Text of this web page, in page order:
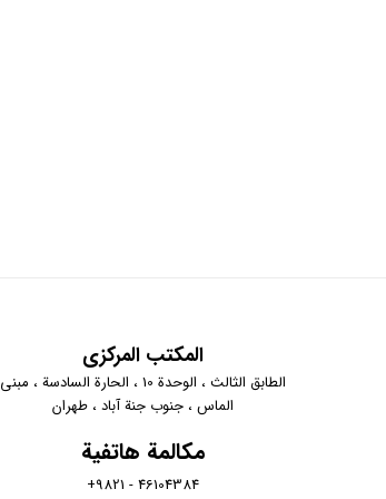
المكتب المركزي
الطابق الثالث ، الوحدة 10 ، الحارة السادسة ، مبنى
الماس ، جنوب جنة آباد ، طهران
مكالمة هاتفية
46104384 - 9821+